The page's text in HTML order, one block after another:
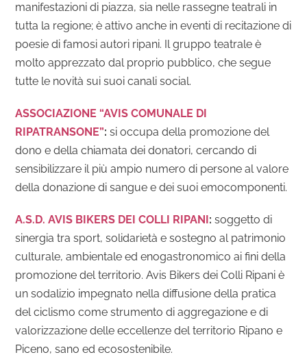
manifestazioni di piazza, sia nelle rassegne teatrali in
tutta la regione; è attivo anche in eventi di recitazione di
poesie di famosi autori ripani. Il gruppo teatrale è
molto apprezzato dal proprio pubblico, che segue
tutte le novità sui suoi canali social.
ASSOCIAZIONE “AVIS COMUNALE DI
RIPATRANSONE”:si occupa della promozione del
dono e della chiamata dei donatori, cercando di
sensibilizzare il più ampio numero di persone al valore
della donazione di sangue e dei suoi emocomponenti.
A.S.D. AVIS BIKERS DEI COLLI RIPANI :soggetto di
sinergia tra sport, solidarietà e sostegno al patrimonio
culturale, ambientale ed enogastronomico ai fini della
promozione del territorio. Avis Bikers dei Colli Ripani è
un sodalizio impegnato nella diffusione della pratica
del ciclismo come strumento di aggregazione e di
valorizzazione delle eccellenze del territorio Ripano e
Piceno, sano ed ecosostenibile.